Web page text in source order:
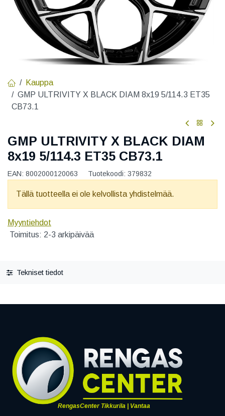
Kauppa
GMP ULTRIVITY X BLACK DIAM 8x19 5/114.3 ET35
CB73.1
GMP ULTRIVITY X BLACK DIAM
8x19 5/114.3 ET35 CB73.1
EAN: 8002000120063 Tuotekoodi: 379832
Tällä tuotteella ei ole kelvollista yhdistelmää.
Myyntiehdot
Toimitus: 2-3 arkipäivää
Tekniset tiedot
RengasCenter Tikkurila | Vantaa